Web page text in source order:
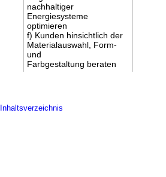
nachhaltiger
Energiesysteme
optimieren
f) Kunden hinsichtlich der
Materialauswahl, Form-
und
Farbgestaltung beraten
Inhaltsverzeichnis